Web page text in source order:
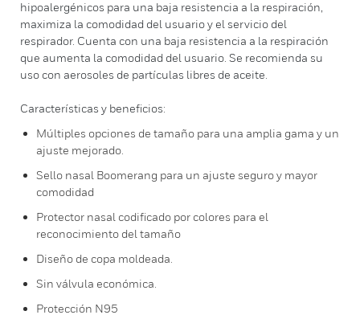
hipoalergénicos para una baja resistencia a la respiración,
maximiza la comodidad del usuario y el servicio del
respirador. Cuenta con una baja resistencia a la respiración
que aumenta la comodidad del usuario. Se recomienda su
uso con aerosoles de partículas libres de aceite.
Características y beneficios:
Múltiples opciones de tamaño para una amplia gama y un
ajuste mejorado.
Sello nasal Boomerang para un ajuste seguro y mayor
comodidad
Protector nasal codificado por colores para el
reconocimiento del tamaño
Diseño de copa moldeada.
Sin válvula económica.
Protección N95